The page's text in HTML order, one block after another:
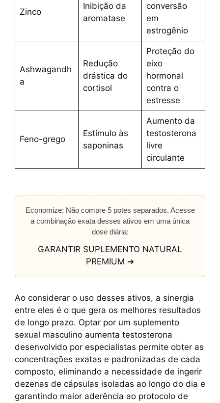
Zinco
Inibição da
aromatase
conversão
em
estrogênio
Ashwagandh
a
Redução
drástica do
cortisol
Proteção do
eixo
hormonal
contra o
estresse
Feno-grego
Estímulo às
saponinas
Aumento da
testosterona
livre
circulante
Economize: Não compre 5 potes separados. Acesse
a combinação exata desses ativos em uma única
dose diária:
GARANTIR SUPLEMENTO NATURAL
PREMIUM ➔
Ao considerar o uso desses ativos, a sinergia
entre eles é o que gera os melhores resultados
de longo prazo. Optar por um suplemento
sexual masculino aumenta testosterona
desenvolvido por especialistas permite obter as
concentrações exatas e padronizadas de cada
composto, eliminando a necessidade de ingerir
dezenas de cápsulas isoladas ao longo do dia e
garantindo maior aderência ao protocolo de